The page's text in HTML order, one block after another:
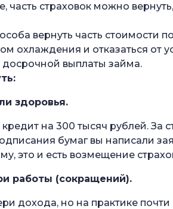
часть страховок можно
вернуть часть стоимости
охлаждения и отказаться от
досрочной выплаты займа.
здоровья.
на 300 тысяч рублей. За
бумаг вы написали
это и есть возмещение
работы (сокращений).
дохода, но на практике